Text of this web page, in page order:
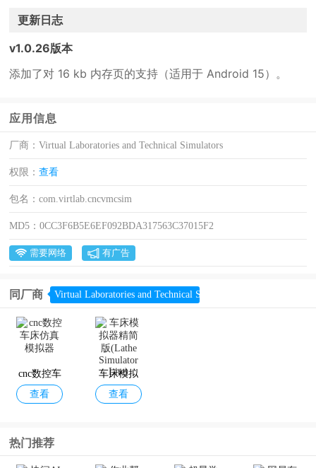
更新日志
v1.0.26版本
添加了对 16 kb 内存页的支持（适用于 Android 15）。
应用信息
厂商：Virtual Laboratories and Technical Simulators
权限：查看
包名：com.virtlab.cncvmcsim
MD5：0CC3F6B5E6EF092BDA317563C37015F2
需要网络 有广告
同厂商 Virtual Laboratories and Technical Simulators
cnc数控车
床仿真模
查看
车床模拟
器精简版
查看
热门推荐